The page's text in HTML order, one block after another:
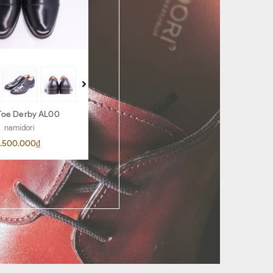
Derby AL00
namidori
Penny Loafer AR06
namidori
4.500.000₫